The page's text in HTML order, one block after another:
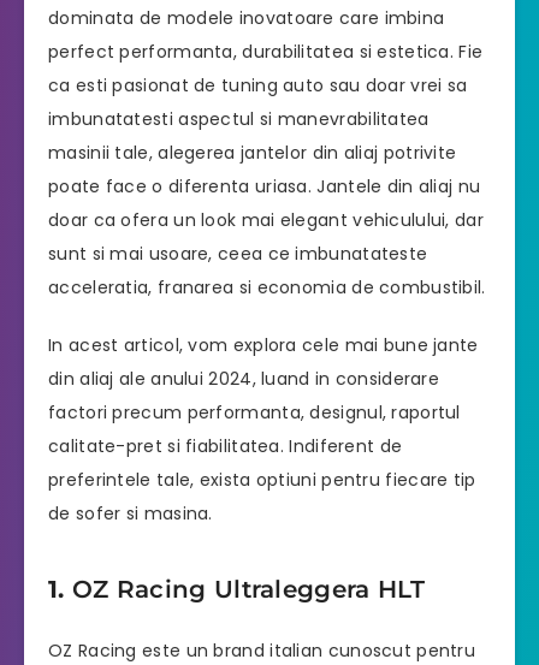
dominata de modele inovatoare care imbina
perfect performanta, durabilitatea si estetica. Fie
ca esti pasionat de tuning auto sau doar vrei sa
imbunatatesti aspectul si manevrabilitatea
masinii tale, alegerea jantelor din aliaj potrivite
poate face o diferenta uriasa. Jantele din aliaj nu
doar ca ofera un look mai elegant vehiculului, dar
sunt si mai usoare, ceea ce imbunatateste
acceleratia, franarea si economia de combustibil.
In acest articol, vom explora cele mai bune jante
din aliaj ale anului 2024, luand in considerare
factori precum performanta, designul, raportul
calitate-pret si fiabilitatea. Indiferent de
preferintele tale, exista optiuni pentru fiecare tip
de sofer si masina.
1. OZ Racing Ultraleggera HLT
OZ Racing este un brand italian cunoscut pentru